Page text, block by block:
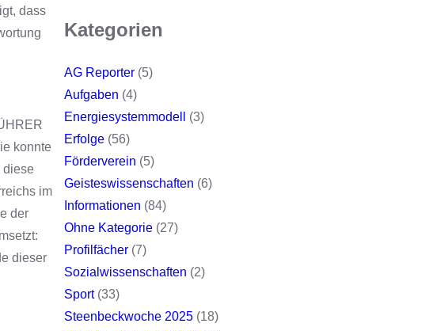
dass
konnte
diese
im
der
dieser
Kategorien
AG Reporter (5)
Aufgaben (4)
Energiesystemmodell
(3)
Erfolge (56)
Förderverein (5)
Geisteswissenschaften (6)
Informationen (84)
Ohne Kategorie (27)
Profilfächer (7)
Sozialwissenschaften (2)
Sport(33)
Steenbeckwoche 2025 (18)